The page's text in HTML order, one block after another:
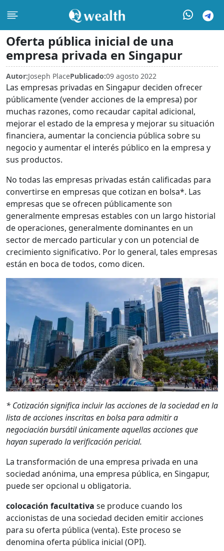
Oferta pública inicial de una
empresa privada en Singapur
Autor:Joseph PlacePublicado:09 agosto 2022
Las empresas privadas en Singapur deciden ofrecer
públicamente (vender acciones de la empresa) por
muchas razones, como recaudar capital adicional,
mejorar el estado de la empresa y mejorar su situación
financiera, aumentar la conciencia pública sobre su
negocio y aumentar el interés público en la empresa y
sus productos.
No todas las empresas privadas están calificadas para
convertirse en empresas que cotizan en bolsa*. Las
empresas que se ofrecen públicamente son
generalmente empresas estables con un largo historial
de operaciones, generalmente dominantes en un
sector de mercado particular y con un potencial de
crecimiento significativo. Por lo general, tales empresas
están en boca de todos, como dicen.
* Cotización significa incluir las acciones de la sociedad en la
lista de acciones inscritas en bolsa para admitir a
negociación bursátil únicamente aquellas acciones que
hayan superado la verificación pericial.
La transformación de una empresa privada en una
sociedad anónima, una empresa pública, en Singapur,
puede ser opcional u obligatoria.
colocación facultativa se produce cuando los
accionistas de una sociedad deciden emitir acciones
para su oferta pública (venta). Este proceso se
denomina oferta pública inicial (OPI).